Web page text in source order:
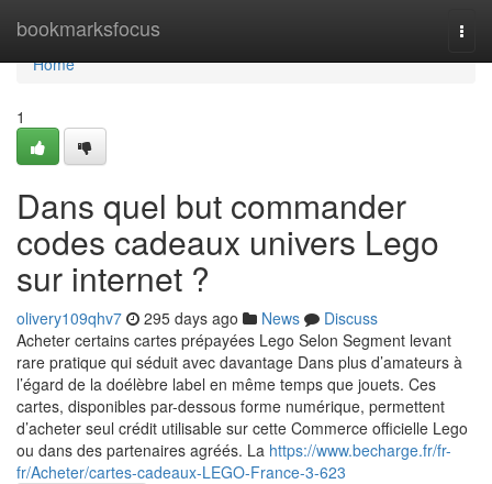
bookmarksfocus
Home
Home
1
Dans quel but commander
codes cadeaux univers Lego
sur internet ?
olivery109qhv7 295 days ago News
Discuss
Acheter certains cartes prépayées Lego Selon Segment levant
rare pratique qui séduit avec davantage Dans plus d’amateurs à
l’égard de la doélèbre label en même temps que jouets. Ces
cartes, disponibles par-dessous forme numérique, permettent
d’acheter seul crédit utilisable sur cette Commerce officielle Lego
ou dans des partenaires agréés. La https://www.becharge.fr/fr-
fr/Acheter/cartes-cadeaux-LEGO-France-3-623